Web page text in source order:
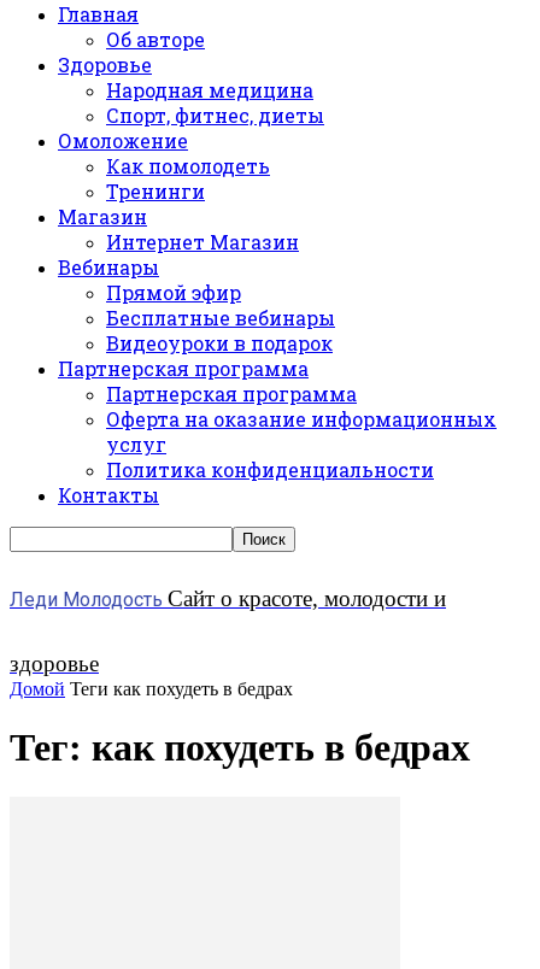
Главная
Об авторе
Здоровье
Народная медицина
Спорт, фитнес, диеты
Омоложение
Как помолодеть
Тренинги
Магазин
Интернет Магазин
Вебинары
Прямой эфир
Бесплатные вебинары
Видеоуроки в подарок
Партнерская программа
Партнерская программа
Оферта на оказание информационных
услуг
Политика конфиденциальности
Контакты
Леди Молодость Сайт о красоте, молодости и
здоровье
Домой Теги как похудеть в бедрах
Тег: как похудеть в бедрах